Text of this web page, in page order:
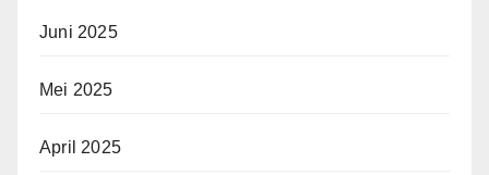
Juni 2025
Mei 2025
April 2025